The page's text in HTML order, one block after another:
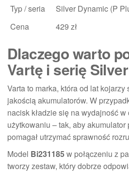
Typ / seria
Silver Dynamic (P
Cena
429 zł
Dlaczego warto
Vartę i serię
Varta to marka, która od lat
jakością akumulatorów. W
nacisk kładzie się na wydajność
użytkowaniu – tak, aby akumulator
pomagał utrzymać sprawność
Model Bi231185w połączeniu z
tworzy zestaw, który dobrze